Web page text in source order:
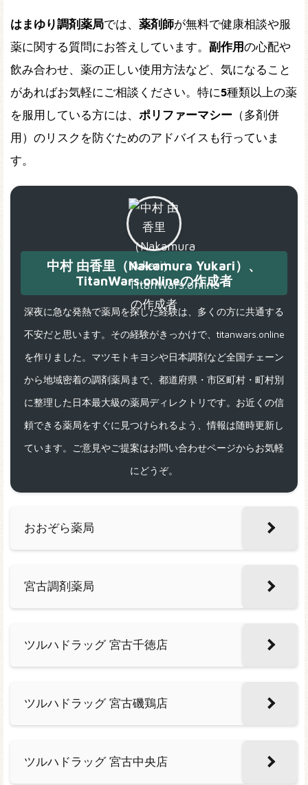
はまゆり調剤薬局では、 薬剤師が無料で健康相談や服
薬に関する質問にお答えしています。 副作用の心配や
飲み合わせ、薬の正しい使用方法など、気になること
があればお気軽にご相談ください。特に5種類以上の薬
を服用している方には、 ポリファーマシー （多剤併
用）のリスクを防ぐためのアドバイスも行っていま
す。
中村 由香里（Nakamura Yukari）、
TitanWars.onlineの作成者
深夜に急な発熱で薬局を探した経験は、多くの方に共通する
不安だと思います。その経験がきっかけで、titanwars.online
を作りました。マツモトキヨシや日本調剤など全国チェーン
から地域密着の調剤薬局まで、都道府県・市区町村・町村別
に整理した日本最大級の薬局ディレクトリです。お近くの信
頼できる薬局をすぐに見つけられるよう、情報は随時更新し
ています。ご意見やご提案はお問い合わせページからお気軽
にどうぞ。
おおぞら薬局
宮古調剤薬局
ツルハドラッグ 宮古千徳店
ツルハドラッグ 宮古磯鶏店
ツルハドラッグ 宮古中央店